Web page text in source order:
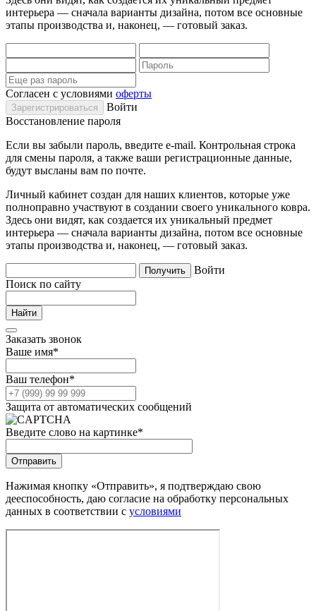
интерьера — сначала варианты дизайна, потом все основные
этапы производства и, наконец, — готовый заказ.
Согласен с условиями оферты
Войти
Восстановление пароля
Если вы забыли пароль, введите e-mail. Контрольная строка
для смены пароля, а также ваши регистрационные данные,
будут высланы вам по почте.
Личный кабинет создан для наших клиентов, которые уже
полноправно участвуют в создании своего уникального ковра.
Здесь они видят, как создается их уникальный предмет
интерьера — сначала варианты дизайна, потом все основные
этапы производства и, наконец, — готовый заказ.
Войти
Поиск по сайту
Заказать звонок
Ваше имя*
Ваш телефон*
Защита от автоматических сообщений
Введите слово на картинке*
Нажимая кнопку «Отправить», я подтверждаю свою
дееспособность, даю согласие на обработку персональных
данных в соответствии с условиями